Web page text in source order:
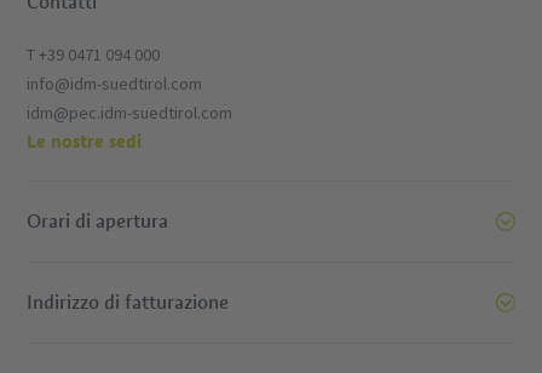
T +39 0471 094 000
info@idm-suedtirol.com
idm@pec.idm-suedtirol.com
Le nostre sedi
Orari di apertura
Indirizzo di fatturazione